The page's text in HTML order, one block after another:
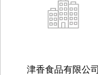
津香食品有限公司